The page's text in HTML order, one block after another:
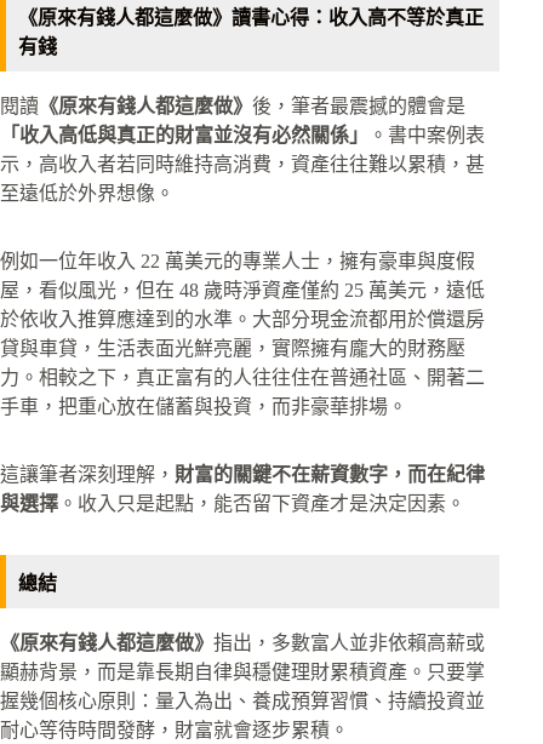
《原來有錢人都這麼做》讀書心得：收入高不等於真正
有錢
閱讀 《原來有錢人都這麼做》 後，筆者最震撼的體會是
「收入高低與真正的財富並沒有必然關係」
。書中案例表
示，高收入者若同時維持高消費，資產往往難以累積，甚
至遠低於外界想像。
例如一位年收入 22 萬美元的專業人士，擁有豪車與度假
屋，看似風光，但在 48 歲時淨資產僅約 25 萬美元，遠低
於依收入推算應達到的水準。大部分現金流都用於償還房
貸與車貸，生活表面光鮮亮麗，實際擁有龐大的財務壓
力。相較之下，真正富有的人往往住在普通社區、開著二
手車，把重心放在儲蓄與投資，而非豪華排場。
這讓筆者深刻理解， 財富的關鍵不在薪資數字，而在紀律
與選擇 。收入只是起點，能否留下資產才是決定因素。
總結
《原來有錢人都這麼做》 指出，多數富人並非依賴高薪或
顯赫背景，而是靠長期自律與穩健理財累積資產。只要掌
握幾個核心原則：量入為出、養成預算習慣、持續投資並
耐心等待時間發酵，財富就會逐步累積。